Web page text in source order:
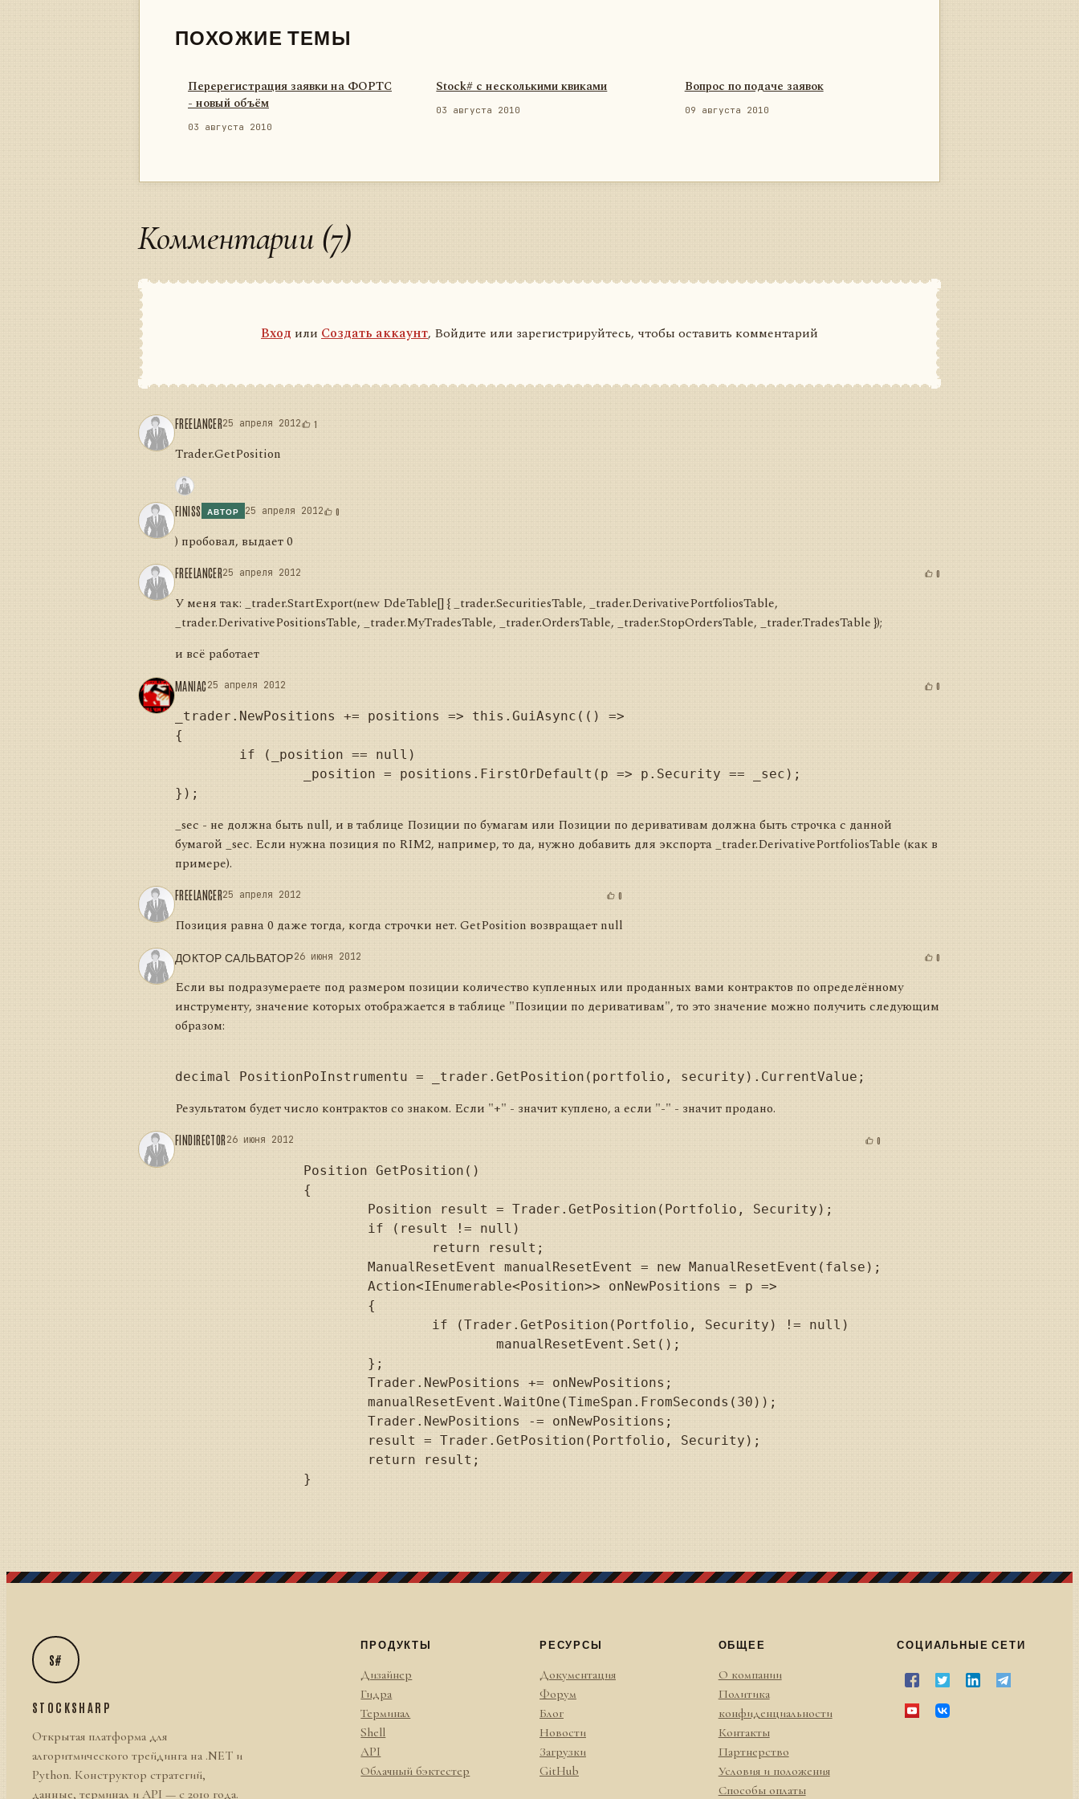
ПОХОЖИЕ ТЕМЫ
Перерегистрация заявки на ФОРТС
- новый объём
03 августа 2010
Stock# с несколькими квиками
03 августа 2010
Вопрос по подаче заявок
09 августа 2010
Комментарии (7)
Вход или Создать аккаунт, Войдите или зарегистрируйтесь, чтобы оставить комментарий
FREELANCER25 апреля 2012 1
Trader.GetPosition
FINISS АВТОР 25 апреля 2012 0
) пробовал, выдает 0
FREELANCER25 апреля 2012 0
У меня так: _trader.StartExport(new DdeTable[] { _trader.SecuritiesTable, _trader.DerivativePortfoliosTable,
_trader.DerivativePositionsTable, _trader.MyTradesTable, _trader.OrdersTable, _trader.StopOrdersTable, _trader.TradesTable });
и всё работает
MANIAC25 апреля 2012 0
_trader.NewPositions += positions => this.GuiAsync(() =>
{
_sec - не должна быть null, и в таблице Позиции по бумагам или Позиции по деривативам должна быть строчка с данной
бумагой _sec. Если нужна позиция по RIM2, например, то да, нужно добавить для экспорта _trader.DerivativePortfoliosTable (как в
примере).
FREELANCER25 апреля 2012 0
Позиция равна 0 даже тогда, когда строчки нет. GetPosition возвращает null
ДОКТОР САЛЬВАТОР26 июня 2012 0
Если вы подразумераете под размером позиции количество купленных или проданных вами контрактов по определённому
инструменту, значение которых отображается в таблице "Позиции по деривативам", то это значение можно получить следующим
образом:
Результатом будет число контрактов со знаком. Если "+" - значит куплено, а если "-" - значит продано.
FINDIRECTOR26 июня 2012 0
S#
STOCKSHARP
Открытая платформа для
алгоритмического трейдинга на .NET и
Python. Конструктор стратегий,
данные, терминал и API — с 2010 года.
ПРОДУКТЫ
Дизайнер
Гидра
Терминал
Shell
API
Облачный бэктестер
РЕСУРСЫ
Документация
Форум
Блог
Новости
Загрузки
GitHub
ОБЩЕЕ
О компании
Политика
конфиденциальности
Контакты
Партнерство
Условия и положения
Способы оплаты
СОЦИАЛЬНЫЕ СЕТИ